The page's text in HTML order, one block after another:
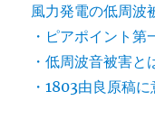
風力発電の低周波
・ピアポイント第
・低周波音被害
・1803由良原稿